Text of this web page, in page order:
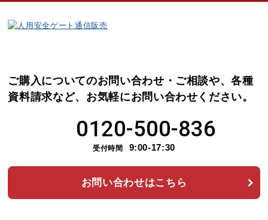
ご購入についてのお問い合わせ・ご相談や、各種
資料請求など、 お気軽にお問い合わせください。
0120-500-836
受付時間 9:00-17:30
お問い合わせはこちら